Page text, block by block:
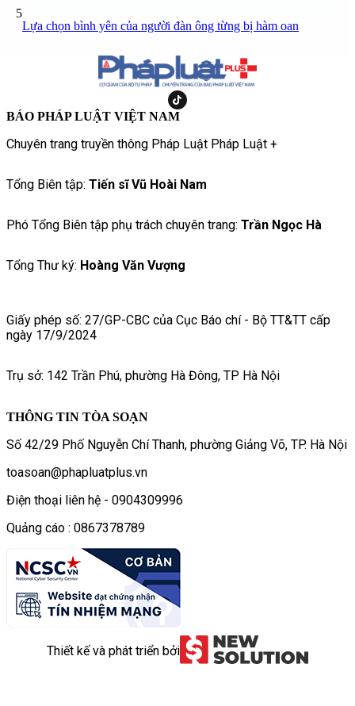
5
Lựa chọn bình yên của người đàn ông từng bị hàm oan
BÁO PHÁP LUẬT VIỆT NAM
Chuyên trang truyền thông Pháp Luật Pháp Luật +
Tổng Biên tập: Tiến sĩ Vũ Hoài Nam
Phó Tổng Biên tập phụ trách chuyên trang: Trần Ngọc Hà
Tổng Thư ký: Hoàng Văn Vượng
Giấy phép số: 27/GP-CBC của Cục Báo chí - Bộ TT&TT cấp
ngày 17/9/2024
Trụ sở: 142 Trần Phú, phường Hà Đông, TP Hà Nội
THÔNG TIN TÒA SOẠN
Số 42/29 Phố Nguyễn Chí Thanh, phường Giảng Võ, TP. Hà Nội
toasoan@phapluatplus.vn
Điện thoại liên hệ - 0904309996
Quảng cáo : 0867378789
Thiết kế và phát triển bởi